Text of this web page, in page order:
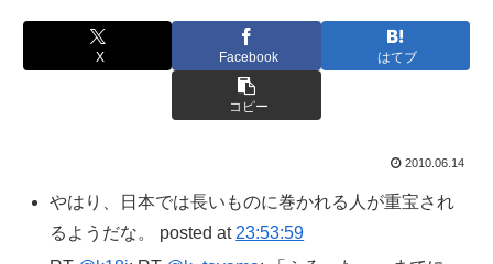
X Facebook はてブ
コピー
2010.06.14
やはり、日本では長いものに巻かれる人が重宝され
るようだな。 posted at 23:53:59